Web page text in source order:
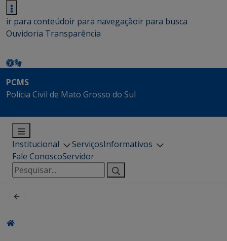
ir para conteúdoir para navegaçãoir para busca
Ouvidoria Transparência
PCMS
Polícia Civil de Mato Grosso do Sul
Institucional ServiçosInformativos
Fale ConoscoServidor
Pesquisar
por: